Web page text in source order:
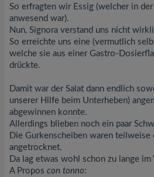
So erfragten wir Essig (welcher in
anwesend war).
Nun, Signora verstand uns nicht
So erreichte uns eine (vermutlich
welche sie aus einer Gastro-
drückte.
Damit war der Salat dann endlich
unserer Hilfe beim Unterheben)
abgewinnen konnte.
Allerdings blieben noch ein paar
Die Gurkenscheiben waren
angetrocknet.
Da lag etwas wohl schon zu lange im
A Propos con tonno: